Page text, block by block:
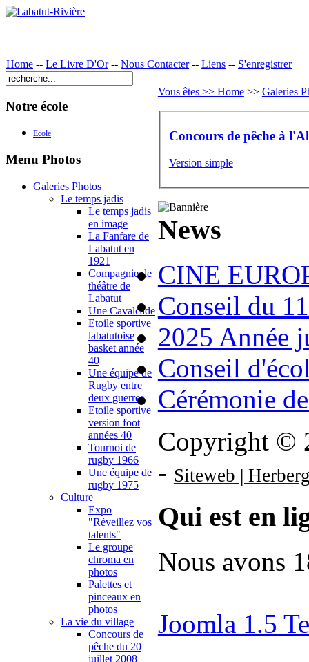
Home -- Le Livre D'Or-- Nous Contacter-- Liens -- S'enregistrer
Notre école
Ecole
Menu Photos
Galeries Photos
Le temps jadis
Le temps jadis
en image
La Fanfare de
Labatut en
1921
Compagnie de
théâtre de
Labatut
Une Cavalcade
Etoile sportive
labatutoise
basket année
40
Une équipe de
Rugby entre
deux guerres
Etoile sportive
version foot
années 40
Tournoi de
rugby 1966
Une équipe de
rugby 1975
Culture
Expo
"Réveillez vos
talents"
Le groupe
chroma en
photos
Palettes et
pinceaux en
photos
La vie du village
Concours de
pêche du 20
juillet 2008
Vous êtes >> Home>> Galeries
Concours de pêche à
Version simple
News
CINE
Conseil du
2025 Année
Conseil
Cérémonie
Copyright ©
- Siteweb |
Qui est en
Nous avons
Joomla 1.5